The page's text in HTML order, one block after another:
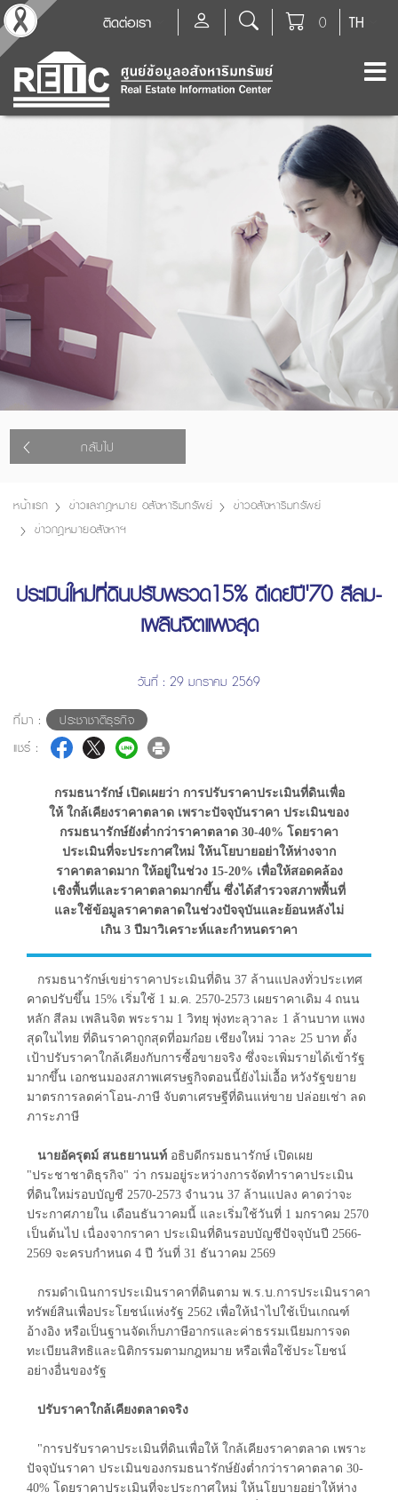
TH
0
ติดต่อเรา
กลับไป
หน้าแรก ข่าวและกฎหมาย อสังหาริมทรัพย์
ข่าวอสังหาริมทรัพย์
ข่าวกฎหมายอสังหาฯ
ประเมินใหม่ที่ดินปรับพรวด15% ดีเดย์ปี'70 สีลม-
เพลินจิตแพงสุด
วันที่ : 29 มกราคม 2569
ที่มา :
ประชาชาติธุรกิจ
แชร์ :
กรมธนารักษ์ เปิดเผยว่า การปรับราคาประเมินที่ดินเพื่อ
ให้ ใกล้เคียงราคาตลาด เพราะปัจจุบันราคา ประเมินของ
กรมธนารักษ์ยังต่ำกว่าราคาตลาด 30-40% โดยราคา
ประเมินที่จะประกาศใหม่ ให้นโยบายอย่าให้ห่างจาก
ราคาตลาดมาก ให้อยู่ในช่วง 15-20% เพื่อให้สอดคล้อง
เชิงพื้นที่และราคาตลาดมากขึ้น ซึ่งได้สำรวจสภาพพื้นที่
และใช้ข้อมูลราคาตลาดในช่วงปัจจุบันและย้อนหลังไม่
เกิน 3 ปีมาวิเคราะห์และกำหนดราคา
กรมธนารักษ์เขย่าราคาประเมินที่ดิน 37 ล้านแปลงทั่วประเทศ
คาดปรับขึ้น 15% เริ่มใช้ 1 ม.ค. 2570-2573 เผยราคาเดิม 4 ถนน
หลัก สีลม เพลินจิต พระราม 1 วิทยุ พุ่งทะลุวาละ 1 ล้านบาท แพง
สุดในไทย ที่ดินราคาถูกสุดที่อมก๋อย เชียงใหม่ วาละ 25 บาท ตั้ง
เป้าปรับราคาใกล้เคียงกับการซื้อขายจริง ซึ่งจะเพิ่มรายได้เข้ารัฐ
มากขึ้น เอกชนมองสภาพเศรษฐกิจตอนนี้ยังไม่เอื้อ หวังรัฐขยาย
มาตรการลดค่าโอน-ภาษี จับตาเศรษฐีที่ดินแห่ขาย ปล่อยเช่า ลด
ภาระภาษี
นายอัครุตม์ สนธยานนท์ อธิบดีกรมธนารักษ์ เปิดเผย
"ประชาชาติธุรกิจ" ว่า กรมอยู่ระหว่างการจัดทำราคาประเมิน
ที่ดินใหม่รอบบัญชี 2570-2573 จำนวน 37 ล้านแปลง คาดว่าจะ
ประกาศภายใน เดือนธันวาคมนี้ และเริ่มใช้วันที่ 1 มกราคม 2570
เป็นต้นไป เนื่องจากราคา ประเมินที่ดินรอบบัญชีปัจจุบันปี 2566-
2569 จะครบกำหนด 4 ปี วันที่ 31 ธันวาคม 2569
กรมดำเนินการประเมินราคาที่ดินตาม พ.ร.บ.การประเมินราคา
ทรัพย์สินเพื่อประโยชน์แห่งรัฐ 2562 เพื่อให้นำไปใช้เป็นเกณฑ์
อ้างอิง หรือเป็นฐานจัดเก็บภาษีอากรและค่าธรรมเนียมการจด
ทะเบียนสิทธิและนิติกรรมตามกฎหมาย หรือเพื่อใช้ประโยชน์
อย่างอื่นของรัฐ
ปรับราคาใกล้เคียงตลาดจริง
"การปรับราคาประเมินที่ดินเพื่อให้ ใกล้เคียงราคาตลาด เพราะ
ปัจจุบันราคา ประเมินของกรมธนารักษ์ยังต่ำกว่าราคาตลาด 30-
40% โดยราคาประเมินที่จะประกาศใหม่ ให้นโยบายอย่าให้ห่าง